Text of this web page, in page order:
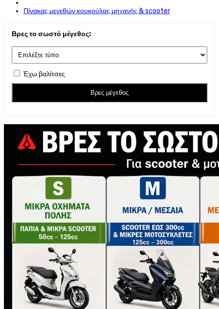
Πίνακας μεγεθών κουκούλας μηχανής & scooter
Βρες το σωστό μέγεθος:
Έχω βαλίτσες
Βρες μέγεθος